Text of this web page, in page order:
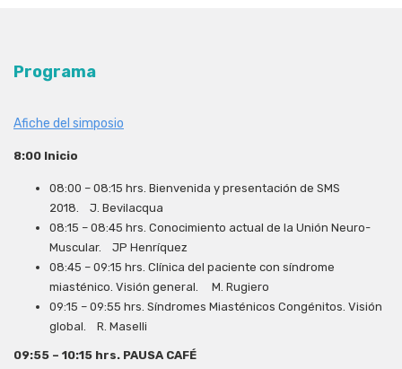
Programa
Afiche del simposio
8:00 Inicio
08:00 – 08:15 hrs. Bienvenida y presentación de SMS
2018. J. Bevilacqua
08:15 – 08:45 hrs. Conocimiento actual de la Unión Neuro-
Muscular. JP Henríquez
08:45 – 09:15 hrs. Clínica del paciente con síndrome
miasténico. Visión general. M. Rugiero
09:15 – 09:55 hrs. Síndromes Miasténicos Congénitos. Visión
global. R. Maselli
09:55 – 10:15 hrs. PAUSA CAFÉ